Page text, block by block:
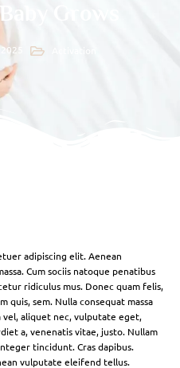
Grows
adipiscing elit. Aenean
Cum sociis natoque penatibus
ridiculus mus. Donec quam felis,
sem. Nulla consequat massa
aliquet nec, vulputate eget,
a, venenatis vitae, justo. Nullam
tincidunt. Cras dapibus.
vulputate eleifend tellus.